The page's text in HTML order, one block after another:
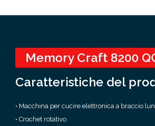
Memory Craft 8200
Caratteristiche del
• Macchina per cucire elettronica a braccio
• Crochet rotativo